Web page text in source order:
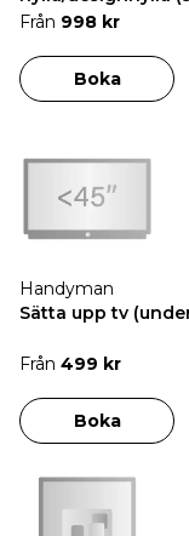
Från 998 kr
Boka
Handyman
Sätta upp tv
Från 499 kr
Boka